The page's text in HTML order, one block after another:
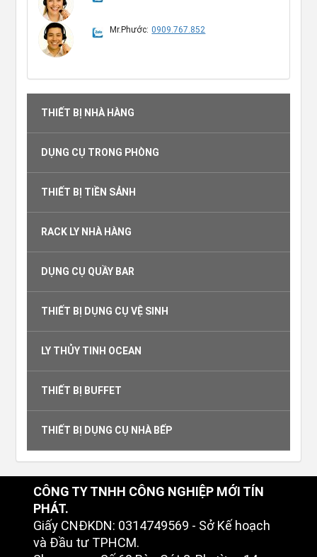
Mr.Phước: 0909.767.852
THIẾT BỊ NHÀ HÀNG
DỤNG CỤ TRONG PHÒNG
THIẾT BỊ TIỀN SẢNH
RACK LY NHÀ HÀNG
DỤNG CỤ QUẦY BAR
THIẾT BỊ DỤNG CỤ VỆ SINH
LY THỦY TINH OCEAN
THIẾT BỊ BUFFET
THIẾT BỊ DỤNG CỤ NHÀ BẾP
CÔNG TY TNHH CÔNG NGHIỆP MỚI TÍN
PHÁT.
Giấy CNĐKDN: 0314749569 - Sở Kế hoạch
và Đầu tư TPHCM.